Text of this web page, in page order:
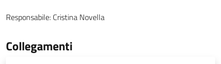
Responsabile: Cristina Novella
Collegamenti